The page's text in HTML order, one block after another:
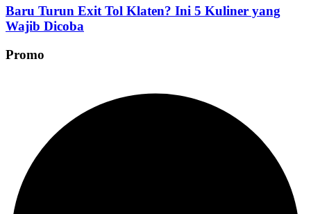
Baru Turun Exit Tol Klaten? Ini 5 Kuliner yang
Wajib Dicoba
Promo